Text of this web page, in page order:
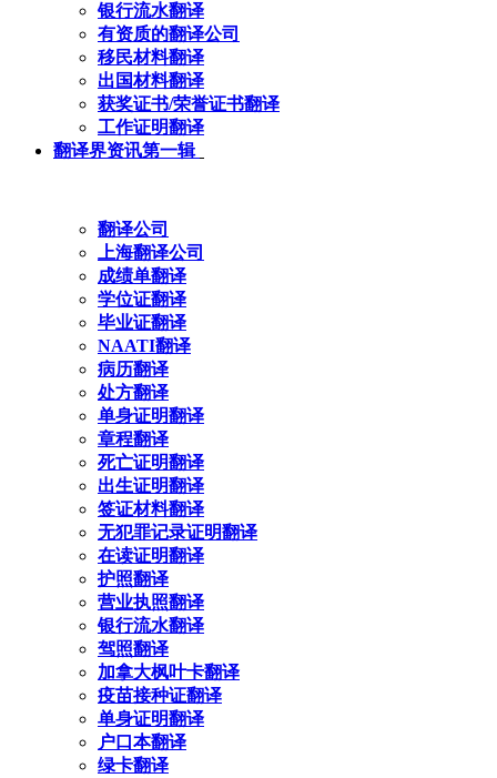
银行流水翻译
有资质的翻译公司
移民材料翻译
出国材料翻译
获奖证书/荣誉证书翻译
工作证明翻译
翻译界资讯第一辑
翻译公司
上海翻译公司
成绩单翻译
学位证翻译
毕业证翻译
NAATI翻译
病历翻译
处方翻译
单身证明翻译
章程翻译
死亡证明翻译
出生证明翻译
签证材料翻译
无犯罪记录证明翻译
在读证明翻译
护照翻译
营业执照翻译
银行流水翻译
驾照翻译
加拿大枫叶卡翻译
疫苗接种证翻译
单身证明翻译
户口本翻译
绿卡翻译